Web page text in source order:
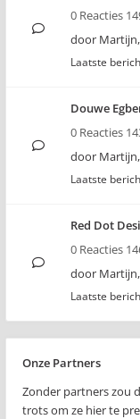
0 Reacties
door Martijn,
Laatste
Douwe
0 Reacties
door Martijn,
Laatste
Red Dot
0 Reacties
door Martijn,
Laatste
Onze Partners
Zonder partners zou
trots om ze hier te